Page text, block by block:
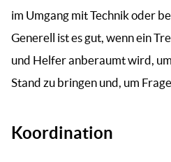
im Umgang mit Technik oder
Generell ist es gut, wenn ein
und Helfer anberaumt wird,
Stand zu bringen und, um
Koordination